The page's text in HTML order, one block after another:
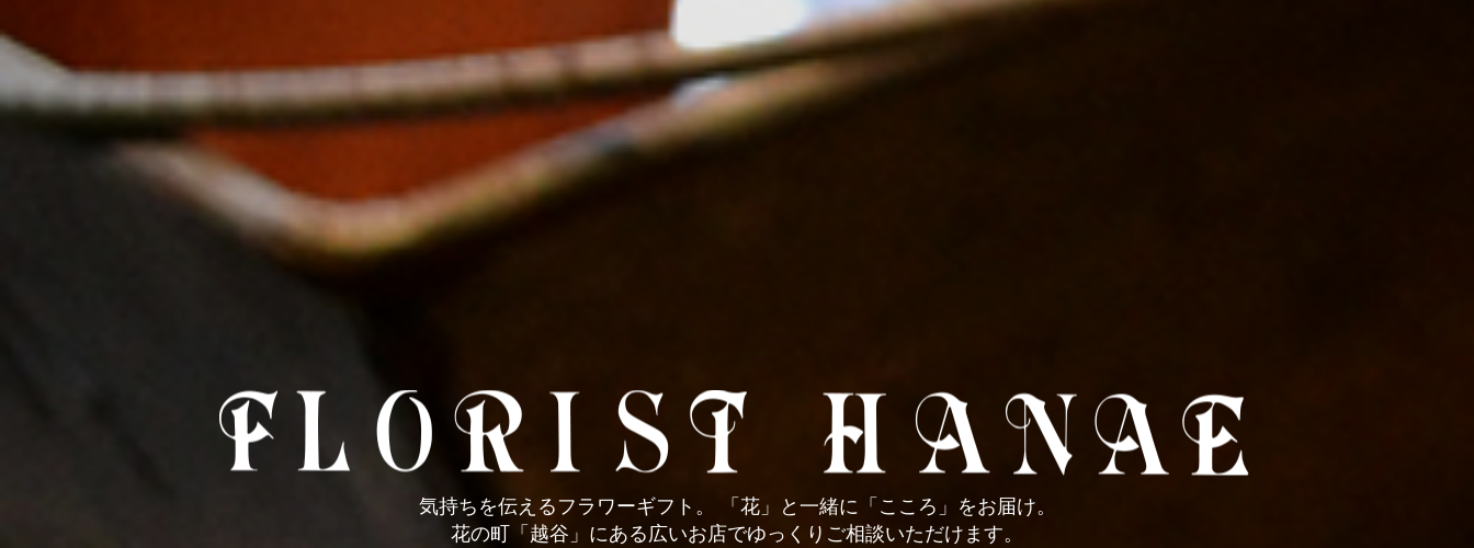
気持ちを伝えるフラワーギフト。
「花」と一緒に「こころ」をお届け。
花の町「越谷」にある広いお店でゆっくりご相談いただけます。